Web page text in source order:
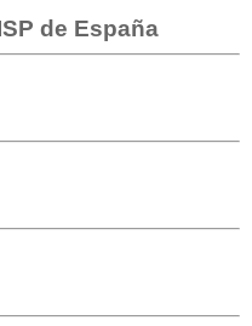
de España